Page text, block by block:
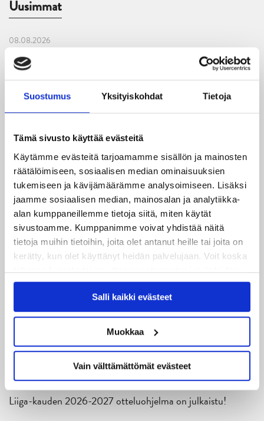
Suostumus Yksityiskohdat Tietoja
Tämä sivusto käyttää evästeitä
Käytämme evästeitä tarjoamamme sisällön ja mainosten
räätälöimiseen, sosiaalisen median ominaisuuksien
tukemiseen ja kävijämäärämme analysoimiseen. Lisäksi
jaamme sosiaalisen median, mainosalan ja analytiikka-
alan kumppaneillemme tietoja siitä, miten käytät
sivustoamme. Kumppanimme voivat yhdistää näitä
tietoja muihin tietoihin, joita olet antanut heille tai joita on
kerätty, kun olet käyttänyt heidän palvelujaan. Voit koska
tahansa kumota tai muuttaa suostumustasi evästeiden
käytöstäEvästeet-sivultamme.
Salli kaikki evästeet
Muokkaa
Vain välttämättömät evästeet
Uusimmat
08.08.2026
Turnausraportti: JYP juhlii seurahistorian ensimmäistä
Tampere Cupin voittoa!
06.08.2026
JYPin kausi käyntiin Tampere Cupista!
05.08.2026
JYPin kapteenisto Liiga-kauteen 2026–2027 on nimetty
04.08.2026
Joukkueen yhteisharjoitukset ovat alkaneet – ensimmäinen
mittari luvassa jo heti viikonloppuna Tampere Cupissa!
29.07.2026
JYPin harjoitusottelut tulevalle 2026-2027 kaudelle on
julkaistu!
Ruotsalaishyökkääjä Arvid Costmar JYPiin
25.06.2026
JYP ja Secto Rally Finland yhteistyöhön
Liiga-kauden 2026-2027 otteluohjelma on julkaistu!